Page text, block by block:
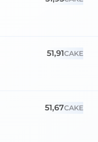
51,91CAKE
51,67CAKE